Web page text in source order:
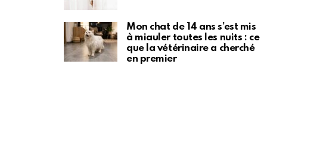
Mon chat de 14 ans s’est mis
à miauler toutes les nuits : ce
que la vétérinaire a cherché
en premier